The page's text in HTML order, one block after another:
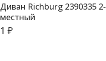
Диван Richburg 2390335 2-
местный
1 ₽